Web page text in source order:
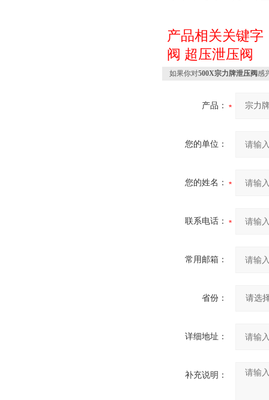
产品相关关键
阀 超压泄压阀
如果你对500X宗力牌泄压阀感
产品：
您的单位：
您的姓名：
联系电话：
常用邮箱：
省份：
详细地址：
补充说明：